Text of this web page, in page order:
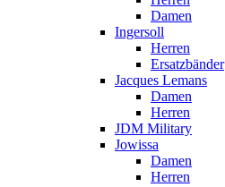
Damen
Ingersoll
Herren
Ersatzbänder
Jacques Lemans
Damen
Herren
JDM Military
Jowissa
Damen
Herren